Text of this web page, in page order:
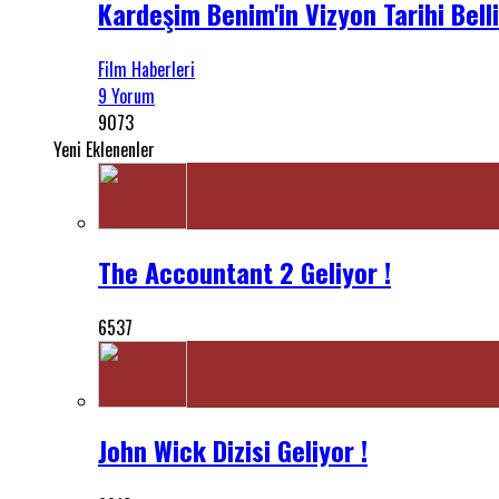
Kardeşim Benim'in Vizyon Tarihi
Film Haberleri
9 Yorum
9073
Yeni Eklenenler
The Accountant 2 Geliyor !
6537
John Wick Dizisi Geliyor !